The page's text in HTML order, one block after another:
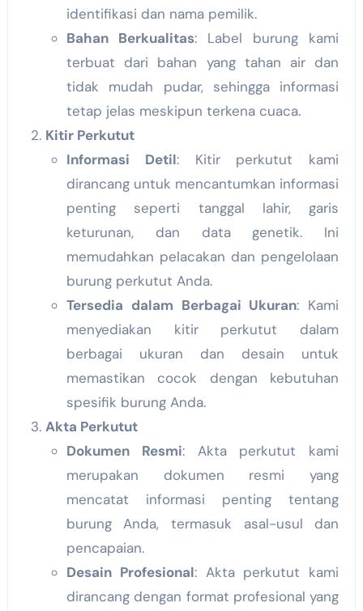
identifikasi dan nama pemilik.
Bahan Berkualitas: Label burung kami
terbuat dari bahan yang tahan air dan
tidak mudah pudar, sehingga informasi
tetap jelas meskipun terkena cuaca.
Kitir Perkutut
Informasi Detil: Kitir perkutut kami
dirancang untuk mencantumkan informasi
penting seperti tanggal lahir, garis
keturunan, dan data genetik. Ini
memudahkan pelacakan dan pengelolaan
burung perkutut Anda.
Tersedia dalam Berbagai Ukuran: Kami
menyediakan kitir perkutut dalam
berbagai ukuran dan desain untuk
memastikan cocok dengan kebutuhan
spesifik burung Anda.
Akta Perkutut
Dokumen Resmi: Akta perkutut kami
merupakan dokumen resmi yang
mencatat informasi penting tentang
burung Anda, termasuk asal-usul dan
pencapaian.
Desain Profesional: Akta perkutut kami
dirancang dengan format profesional yang